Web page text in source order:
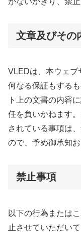
文章及びその
VLEDは、本ウェブ
何なる保証もする
ト上の文書の内容
任を負いかねます
されている事項は
ので、予め御承知お
禁止事項
以下の行為または
止させていただいて